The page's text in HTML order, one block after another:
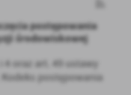
postępowania
środowiskowej
4 oraz art. 49 ustawy
Kodeks postępowania